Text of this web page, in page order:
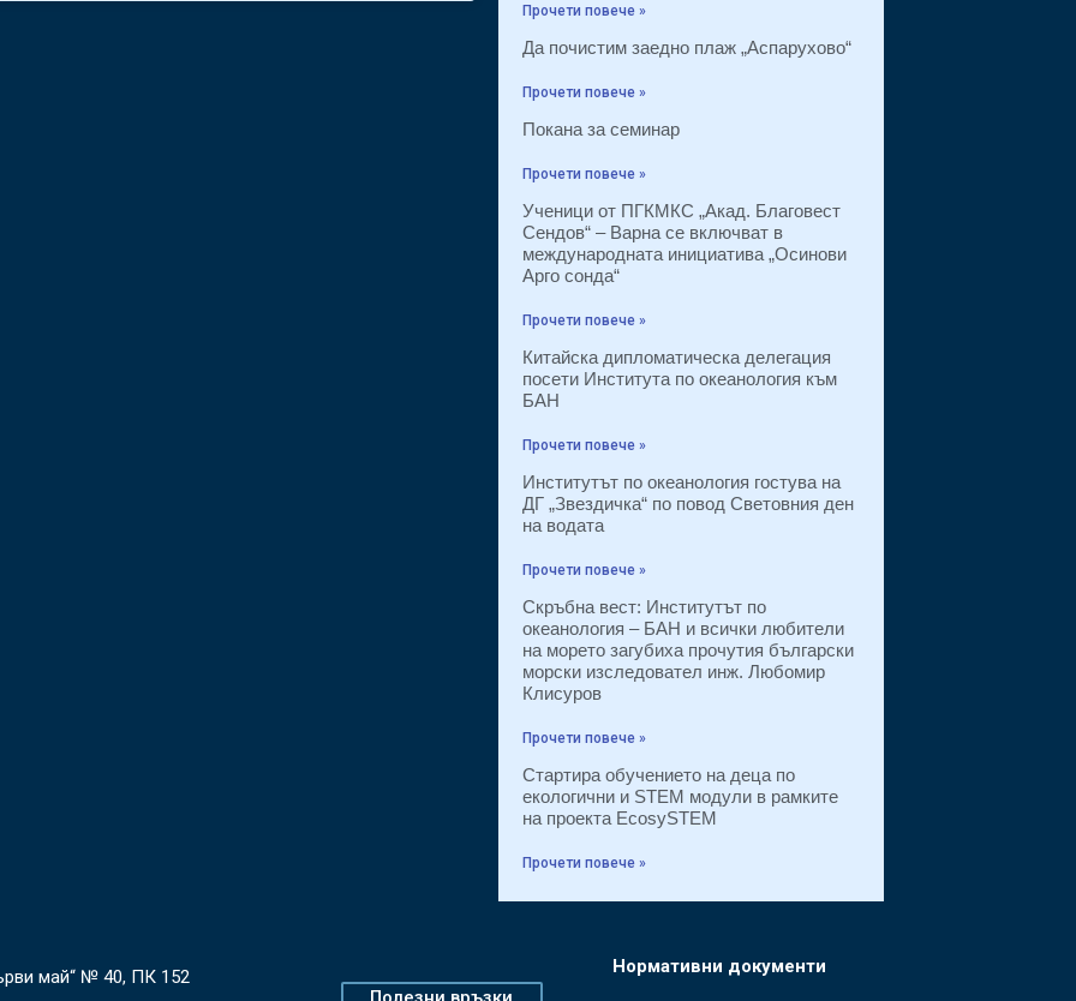
Прочети повече »
Да почистим заедно плаж „Аспарухово“
Прочети повече »
Покана за семинар
Прочети повече »
Ученици от ПГКМКС „Акад. Благовест
Сендов“ – Варна се включват в
международната инициатива „Осинови
Арго сонда“
Прочети повече »
Китайска дипломатическа делегация
посети Института по океанология към
БАН
Прочети повече »
Институтът по океанология гостува на
ДГ „Звездичка“ по повод Световния ден
на водата
Прочети повече »
Скръбна вест: Институтът по
океанология – БАН и всички любители
на морето загубиха прочутия български
морски изследовател инж. Любомир
Клисуров
Прочети повече »
Стартира обучението на деца по
екологични и STEM модули в рамките
на проекта EcosySTEM
Прочети повече »
май“ № 40, ПК 152
Нормативни документи